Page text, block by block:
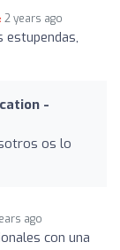
2 years ago
estupendas,
-
os lo
ago
con una